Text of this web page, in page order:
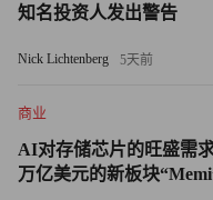
Forum）期间接受彭博
该投资加密货币。”他还
但他在采访中并没有宣
虽然马斯克当时提到特
知名投资人发出警告
Nick Lichtenberg 5天前
商业
AI对存储芯片的旺盛需
万亿美元的新板块